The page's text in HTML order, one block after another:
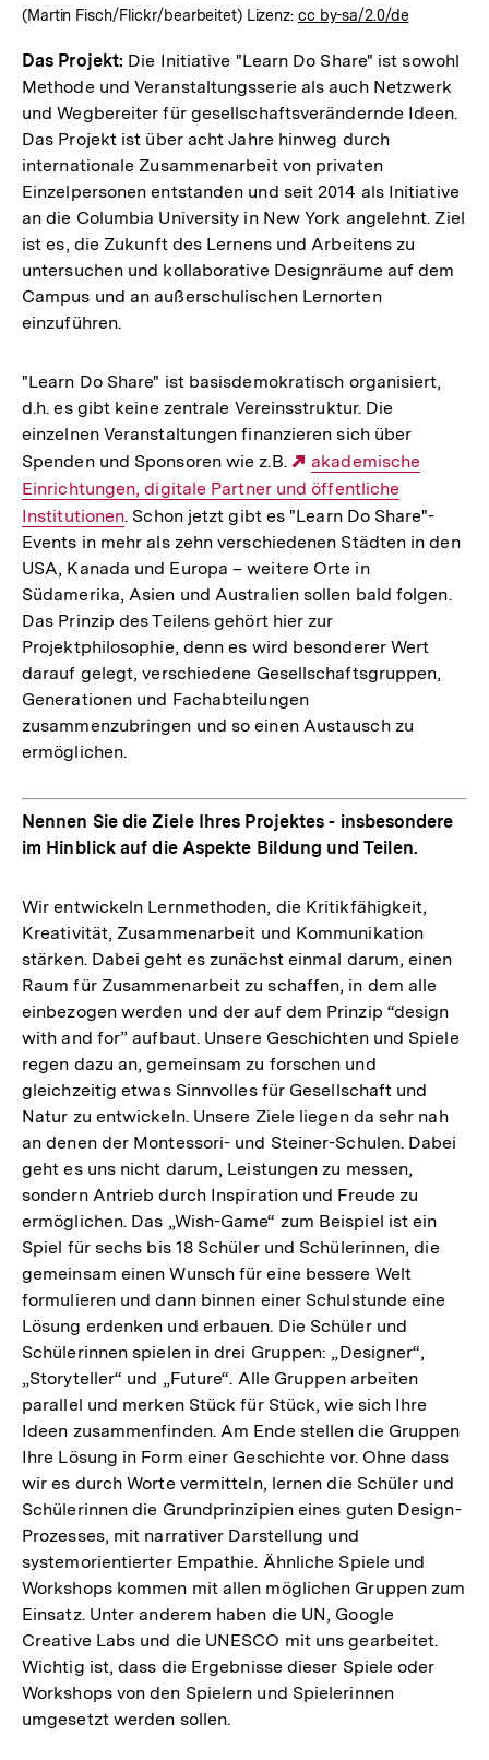
(Martin Fisch/Flickr/bearbeitet) Lizenz: cc by-sa/2.0/de
Das Projekt: Die Initiative "Learn Do Share" ist sowohl
Methode und Veranstaltungsserie als auch Netzwerk
und Wegbereiter für gesellschaftsverändernde Ideen.
Das Projekt ist über acht Jahre hinweg durch
internationale Zusammenarbeit von privaten
Einzelpersonen entstanden und seit 2014 als Initiative
an die Columbia University in New York angelehnt. Ziel
ist es, die Zukunft des Lernens und Arbeitens zu
untersuchen und kollaborative Designräume auf dem
Campus und an außerschulischen Lernorten
einzuführen.
"Learn Do Share" ist basisdemokratisch organisiert,
d.h. es gibt keine zentrale Vereinsstruktur. Die
einzelnen Veranstaltungen finanzieren sich über
Spenden und Sponsoren wie z.B.
Externer
Link:
akademische
Einrichtungen, digitale Partner und öffentliche
Institutionen. Schon jetzt gibt es "Learn Do Share"-
Events in mehr als zehn verschiedenen Städten in den
USA, Kanada und Europa – weitere Orte in
Südamerika, Asien und Australien sollen bald folgen.
Das Prinzip des Teilens gehört hier zur
Projektphilosophie, denn es wird besonderer Wert
darauf gelegt, verschiedene Gesellschaftsgruppen,
Generationen und Fachabteilungen
zusammenzubringen und so einen Austausch zu
ermöglichen.
Nennen Sie die Ziele Ihres Projektes - insbesondere
im Hinblick auf die Aspekte Bildung und Teilen.
Wir entwickeln Lernmethoden, die Kritikfähigkeit,
Kreativität, Zusammenarbeit und Kommunikation
stärken. Dabei geht es zunächst einmal darum, einen
Raum für Zusammenarbeit zu schaffen, in dem alle
einbezogen werden und der auf dem Prinzip “design
with and for” aufbaut. Unsere Geschichten und Spiele
regen dazu an, gemeinsam zu forschen und
gleichzeitig etwas Sinnvolles für Gesellschaft und
Natur zu entwickeln. Unsere Ziele liegen da sehr nah
an denen der Montessori- und Steiner-Schulen. Dabei
geht es uns nicht darum, Leistungen zu messen,
sondern Antrieb durch Inspiration und Freude zu
ermöglichen. Das „Wish-Game“ zum Beispiel ist ein
Spiel für sechs bis 18 Schüler und Schülerinnen, die
gemeinsam einen Wunsch für eine bessere Welt
formulieren und dann binnen einer Schulstunde eine
Lösung erdenken und erbauen. Die Schüler und
Schülerinnen spielen in drei Gruppen: „Designer“,
„Storyteller“ und „Future“. Alle Gruppen arbeiten
parallel und merken Stück für Stück, wie sich Ihre
Ideen zusammenfinden. Am Ende stellen die Gruppen
Ihre Lösung in Form einer Geschichte vor. Ohne dass
wir es durch Worte vermitteln, lernen die Schüler und
Schülerinnen die Grundprinzipien eines guten Design-
Prozesses, mit narrativer Darstellung und
systemorientierter Empathie. Ähnliche Spiele und
Workshops kommen mit allen möglichen Gruppen zum
Einsatz. Unter anderem haben die UN, Google
Creative Labs und die UNESCO mit uns gearbeitet.
Wichtig ist, dass die Ergebnisse dieser Spiele oder
Workshops von den Spielern und Spielerinnen
umgesetzt werden sollen.